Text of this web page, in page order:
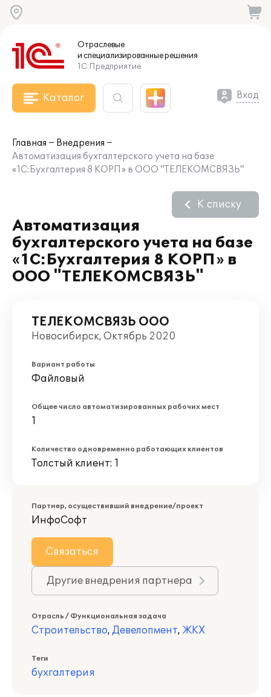
Отраслевые
и специализированныерешения
1С:Предприятие
Каталог Вход
Главная
Внедрения
Автоматизация бухгалтерского учета на базе
«1С:Бухгалтерия 8 КОРП» в ООО "ТЕЛЕКОМСВЯЗЬ"
Автоматизация
бухгалтерского учета на базе
«1С:Бухгалтерия 8 КОРП» в
ООО "ТЕЛЕКОМСВЯЗЬ"
К списку
ТЕЛЕКОМСВЯЗЬ ООО
Новосибирск, Октябрь 2020
Вариант работы
Файловый
Общее число автоматизированных рабочих мест
1
Количество одновременно работающих клиентов
Толстый клиент: 1
Партнер, осуществивший внедрение/проект
ИнфоСофт
Связаться
Другие внедрения партнера
Отрасль / Функциональная задача
Строительство, Девелопмент, ЖКХ
Теги
бухгалтерия